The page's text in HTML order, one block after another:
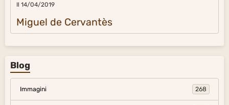
Il 14/04/2019
Miguel de Cervantès
Blog
Immagini 268